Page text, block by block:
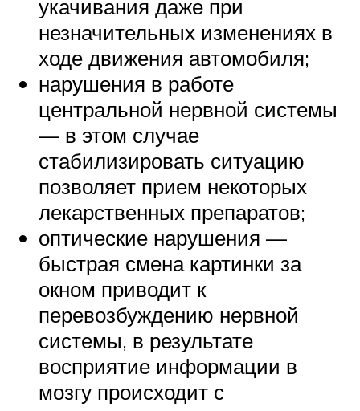
укачивания даже при
незначительных изменениях в
ходе движения автомобиля;
нарушения в работе
центральной нервной системы
— в этом случае
стабилизировать ситуацию
позволяет прием некоторых
лекарственных препаратов;
оптические нарушения —
быстрая смена картинки за
окном приводит к
перевозбуждению нервной
системы, в результате
восприятие информации в
мозгу происходит с